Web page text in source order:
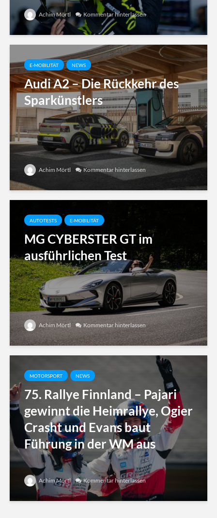
Achim Mörtl Kommentar hinterlassen
E-MOBILITÄT NEWS
Audi A2 – Die Rückkehr des
Sparkünstlers
Achim Mörtl Kommentar hinterlassen
AUTOTESTS E-MOBILITÄT
MG CYBERSTER GT im
ausführlichen Test
Achim Mörtl Kommentar hinterlassen
MOTORSPORT NEWS
75. Rallye Finnland – Pajari
gewinnt die Heimrallye, Ogier
Crasht und Evans baut
Führung in der WM aus
Achim Mörtl Kommentar hinterlassen